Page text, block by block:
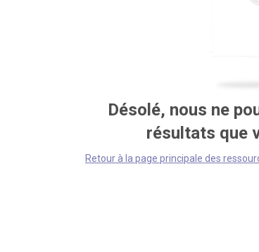
Désolé, nous ne
résultats que
Retour à la page principale des